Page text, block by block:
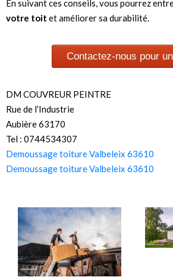
En suivant ces conseils, vous pourrez
votre toit et améliorer sa durabilité.
Contactez-nous pour
DM COUVREUR PEINTRE
Rue de l’Industrie
Aubière 63170
Tel : 0744534307
Demoussage toiture Valbeleix 63610
Demoussage toiture Valbeleix 63610